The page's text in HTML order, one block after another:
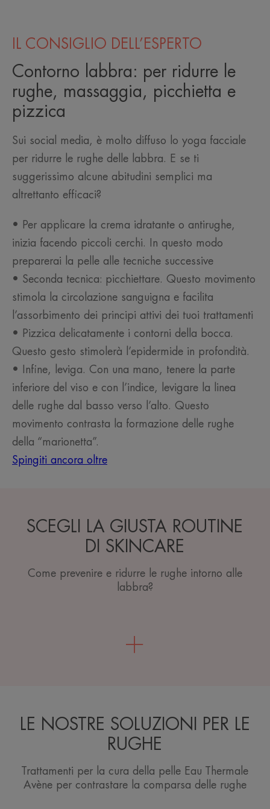
IL CONSIGLIO DELL’ESPERTO
Contorno labbra: per ridurre le
rughe, massaggia, picchietta e
pizzica
Sui social media, è molto diffuso lo yoga facciale
per ridurre le rughe delle labbra. E se ti
suggerissimo alcune abitudini semplici ma
altrettanto efficaci?
• Per applicare la crema idratante o antirughe,
inizia facendo piccoli cerchi. In questo modo
preparerai la pelle alle tecniche successive
• Seconda tecnica: picchiettare. Questo movimento
stimola la circolazione sanguigna e facilita
l’assorbimento dei principi attivi dei tuoi trattamenti
• Pizzica delicatamente i contorni della bocca.
Questo gesto stimolerà l’epidermide in profondità.
• Infine, leviga. Con una mano, tenere la parte
inferiore del viso e con l’indice, levigare la linea
delle rughe dal basso verso l’alto. Questo
movimento contrasta la formazione delle rughe
della “marionetta”.
Spingiti ancora oltre
SCEGLI LA GIUSTA ROUTINE
DI SKINCARE
Come prevenire e ridurre le rughe intorno alle
labbra?
LE NOSTRE SOLUZIONI PER LE
RUGHE
Trattamenti per la cura della pelle Eau Thermale
Avène per contrastare la comparsa delle rughe